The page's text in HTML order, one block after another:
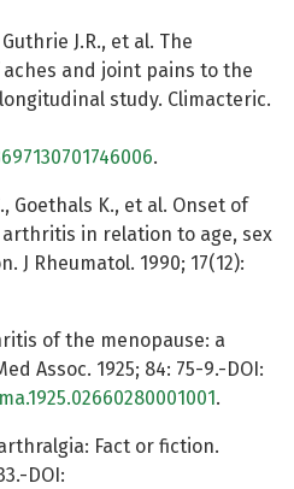
J.R., et al. The
and joint pains to the
study. Climacteric.
.
Goethals K., et al. Onset of
in relation to age, sex
J Rheumatol. 1990; 17(12):
of the menopause: a
Assoc. 1925; 84: 75-9.-DOI:
.
Fact or fiction.
DOI: